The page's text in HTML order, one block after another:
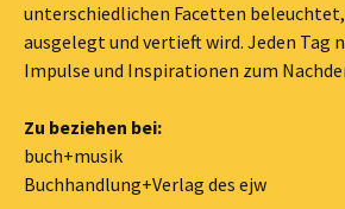
unterschiedlichen Facetten
ausgelegt und vertieft wird. Jeden Tag
Impulse und Inspirationen zum
Zu beziehen bei:
buch+musik
Buchhandlung+Verlag des ejw